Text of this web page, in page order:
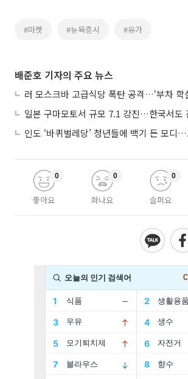
#마켓 #뉴욕증시 #유가
배준호 기자의 주요 뉴스
일본 구마모토서 규모 7.1 강진…한국서도
좋아요
0
화나요
0
슬퍼요
0